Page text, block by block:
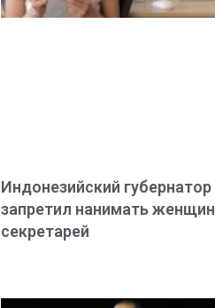
Индонезийский губернатор
запретил нанимать
секретарей